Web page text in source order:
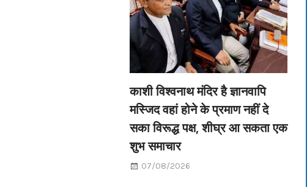
काशी विश्वनाथ मंदिर है ज्ञानवापि
मस्जिद वहां होने के प्रमाण नहीं दे
सका विरूद्ध पक्ष, शीघ्र आ सकता एक
शुभ समाचार
07/08/2026